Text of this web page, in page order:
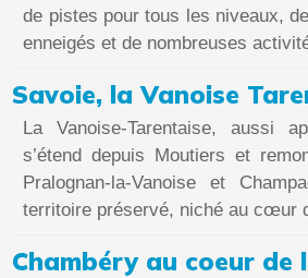
de pistes pour tous les niveaux,
enneigés et de nombreuses
Savoie, la Vanoise
La Vanoise-Tarentaise, aussi
s’étend depuis Moutiers et
Pralognan-la-Vanoise et
territoire préservé, niché au cœur
Chambéry au coeur de